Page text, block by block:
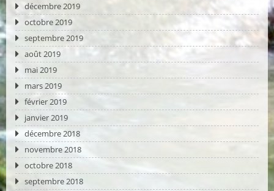
décembre 2019
octobre 2019
septembre 2019
août 2019
mai 2019
mars 2019
février 2019
janvier 2019
décembre 2018
novembre 2018
octobre 2018
septembre 2018